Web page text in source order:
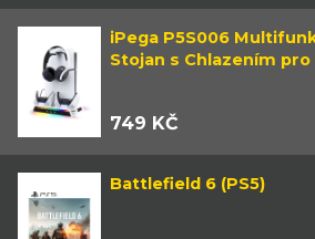
iPega P5S006
Stojan s Chlazením pro
749 KČ
Battlefield 6 (PS5)